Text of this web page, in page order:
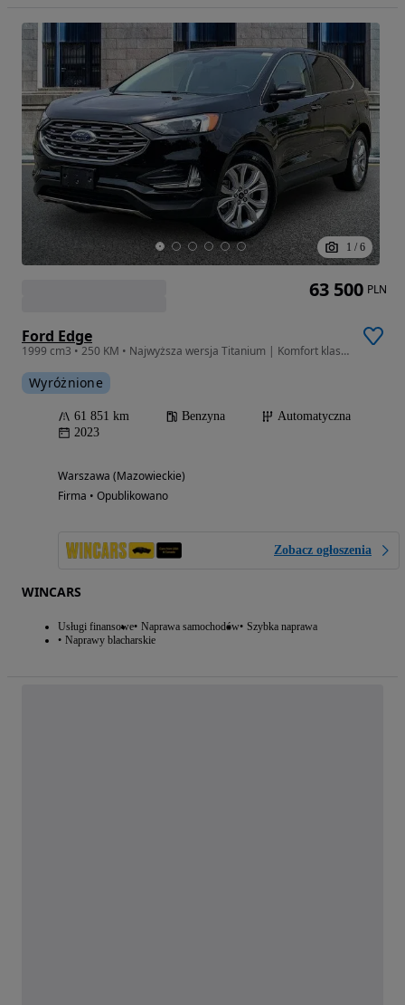
1 / 6
Ford Edge
1999 cm3 • 250 KM • Najwyższa wersja Titanium | Komfort klasy Premium | 1 Właściciel |
Wyróżnione
61 851 km Benzyna
Automatyczna
2023
Warszawa (Mazowieckie)
Firma • Opublikowano
Zobacz ogłoszenia
WINCARS
Usługi finansowe Naprawa samochodów Szybka naprawa
Naprawy blacharskie
63 500 PLN